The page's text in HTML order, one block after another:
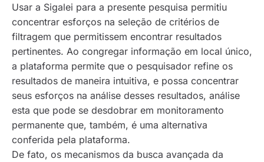
Usar a Sigalei para a presente pesquisa permitiu
concentrar esforços na seleção de critérios de
filtragem que permitissem encontrar resultados
pertinentes. Ao congregar informação em local único,
a plataforma permite que o pesquisador refine os
resultados de maneira intuitiva, e possa concentrar
seus esforços na análise desses resultados, análise
esta que pode se desdobrar em monitoramento
permanente que, também, é uma alternativa
conferida pela plataforma.
De fato, os mecanismos da busca avançada da